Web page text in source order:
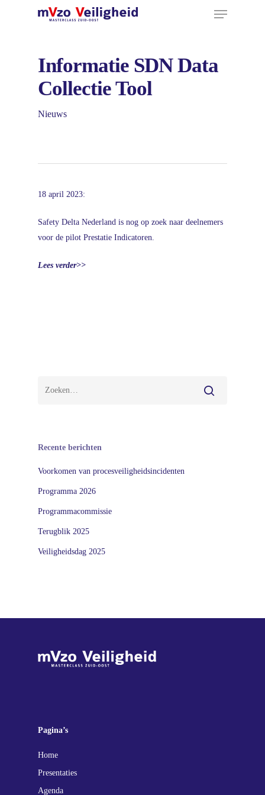
Menu
Informatie SDN Data
Collectie Tool
Nieuws
18 april 2023:
Safety Delta Nederland is nog op zoek naar deelnemers
voor de pilot Prestatie Indicatoren.
Lees verder>>
Recente berichten
Voorkomen van procesveiligheidsincidenten
Programma 2026
Programmacommissie
Terugblik 2025
Veiligheidsdag 2025
Pagina’s
Home
Presentaties
Agenda